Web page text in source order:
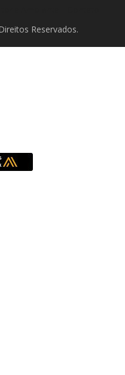
Reservados.